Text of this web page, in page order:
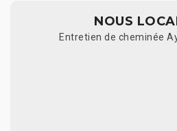
NOUS
Entretien de cheminée